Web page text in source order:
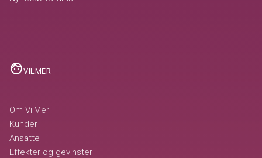
faceVILMER
Om VilMer
Kunder
Ansatte
Effekter og gevinster